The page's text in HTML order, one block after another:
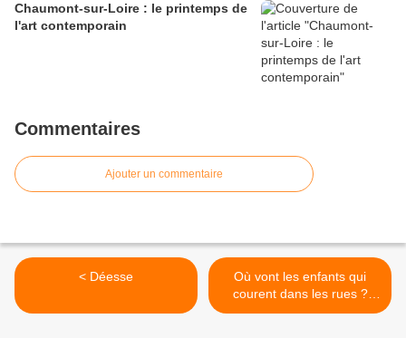
Chaumont-sur-Loire : le printemps de
l'art contemporain
Commentaires
Ajouter un commentaire
< Déesse
Où vont les enfants qui
courent dans les rues ?
(nouvelle) >